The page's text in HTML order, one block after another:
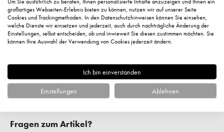
Fragen zum Artikel?
großartiges Webseiten-Erlebnis bieten zu können, nutzen wir auf unserer Seite
Cookies und Trackingmethoden. In den Datenschutzhinweisen können Sie einsehen,
welche Dienste wir einsetzen und jederzeit, auch durch nachträgliche Änderung der
Einstellungen, selbst entscheiden, ob und inwieweit Sie diesen zustimmen möchten. Sie
können Ihre Auswahl der Verwendung von Cookies jederzeit ändern.
Ich bin einverstanden
Einstellungen Ablehnen